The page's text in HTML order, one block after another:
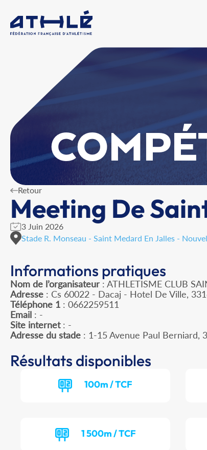
Retour
Meeting De
3 Juin 2026
Stade R. Monseau - Saint Medard En Jalles -
Informations pratiques
Nom de l’organisateur : ATHLETISME CLUB
Adresse : Cs 60022 - Dacaj - Hotel De Ville,
Téléphone 1 : 0662259511
Email : -
Site internet: -
Adresse du stade : 1-15 Avenue Paul Berniard,
Résultats disponibles
100m / TCF
1 500m / TCF